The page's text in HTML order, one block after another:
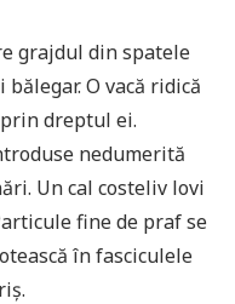
grajdul din spatele
O vacă ridică
dreptul ei.
nedumerită
Un cal costeliv lovi
fine de praf se
în fasciculele